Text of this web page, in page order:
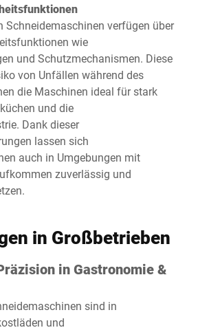
Schneidemaschinen verfügen über
wie
und Schutzmechanismen. Diese
von Unfällen während des
die Maschinen ideal für stark
und die
Dank dieser
lassen sich
auch in Umgebungen mit
zuverlässig und
in Großbetrieben
in Gastronomie &
sind in
und